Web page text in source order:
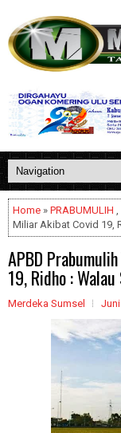
Home » PRABUMULIH ,
Miliar Akibat Covid 19,
APBD
19, Ridho :
Merdeka Sumsel Juni